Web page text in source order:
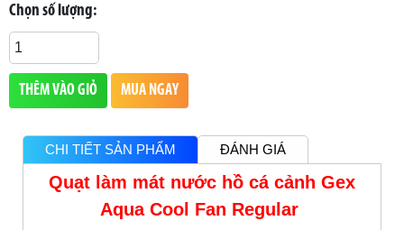
Chọn số lượng:
THÊM VÀO GIỎ MUA NGAY
CHI TIẾT SẢN PHẨM ĐÁNH GIÁ
Quạt làm mát nước hồ cá cảnh Gex
Aqua Cool Fan Regular